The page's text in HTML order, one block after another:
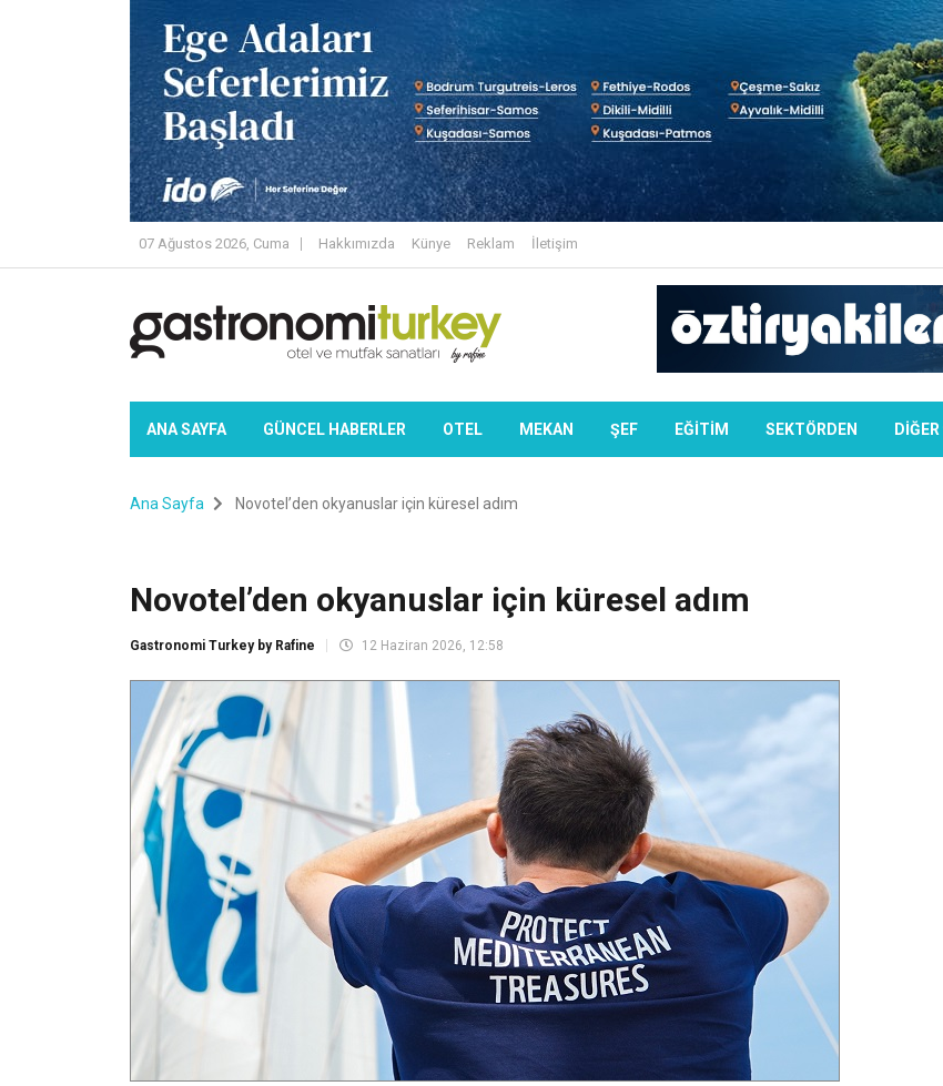
07 Ağustos 2026, Cuma Hakkımızda Künye Reklam İletişim
ANA SAYFA GÜNCEL HABERLER OTEL MEKAN ŞEF EĞİTİM SEKTÖRDEN DIĞER
Ana Sayfa Novotel’den okyanuslar için küresel adım
Novotel’den okyanuslar için küresel adım
Gastronomi Turkey by Rafine 12 Haziran 2026, 12:58